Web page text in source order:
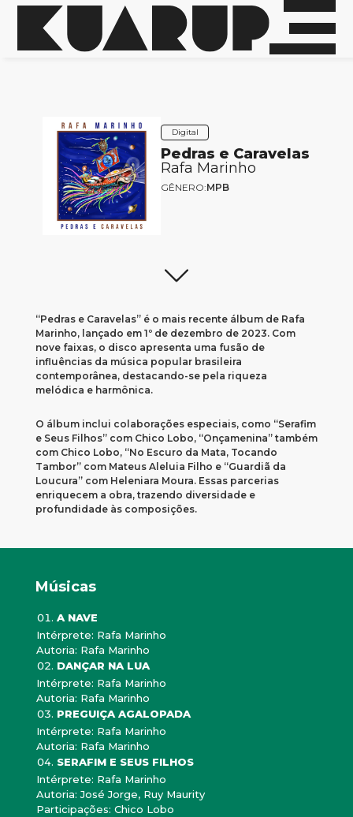
Digital
Pedras e Caravelas
Rafa Marinho
GÊNERO:MPB
“Pedras e Caravelas” é o mais recente álbum de Rafa
Marinho, lançado em 1º de dezembro de 2023. Com
nove faixas, o disco apresenta uma fusão de
influências da música popular brasileira
contemporânea, destacando-se pela riqueza
melódica e harmônica.
O álbum inclui colaborações especiais, como “Serafim
e Seus Filhos” com Chico Lobo, “Onçamenina” também
com Chico Lobo, “No Escuro da Mata, Tocando
Tambor” com Mateus Aleluia Filho e “Guardiã da
Loucura” com Heleniara Moura. Essas parcerias
enriquecem a obra, trazendo diversidade e
profundidade às composições.
Músicas
A NAVE
Intérprete: Rafa Marinho
Autoria: Rafa Marinho
DANÇAR NA LUA
Intérprete: Rafa Marinho
Autoria: Rafa Marinho
PREGUIÇA AGALOPADA
Intérprete: Rafa Marinho
Autoria: Rafa Marinho
SERAFIM E SEUS FILHOS
Intérprete: Rafa Marinho
Autoria: José Jorge, Ruy Maurity
Participações: Chico Lobo